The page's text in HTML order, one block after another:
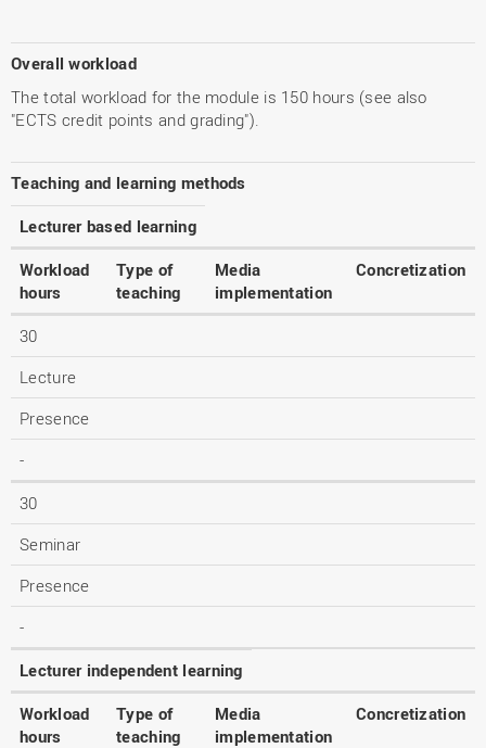
Overall workload
The total workload for the module is 150 hours (see also
"ECTS credit points and grading").
Teaching and learning methods
Lecturer based learning
Workload
hours
Type of
teaching
Media
implementation
Concretization
30
Lecture
Presence
-
30
Seminar
Presence
-
Lecturer independent learning
Workload
hours
Type of
teaching
Media
implementation
Concretization